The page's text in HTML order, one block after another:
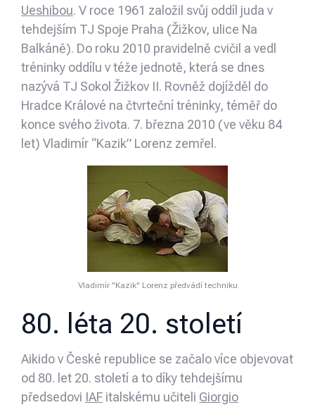
Ueshibou. V roce 1961 založil svůj oddíl juda v
tehdejším TJ Spoje Praha (Žižkov, ulice Na
Balkáně). Do roku 2010 pravidelně cvičil a vedl
tréninky oddílu v téže jednotě, která se dnes
nazývá TJ Sokol Žižkov II. Rovněž dojížděl do
Hradce Králové na čtvrteční tréninky, téměř do
konce svého života. 7. března 2010 (ve věku 84
let) Vladimír “Kazik” Lorenz zemřel.
Vladimír "Kazik" Lorenz předvádí techniku
80. léta 20. století
Aikido v České republice se začalo více objevovat
od 80. let 20. století a to díky tehdejšímu
předsedovi IAF italskému učiteli Giorgio